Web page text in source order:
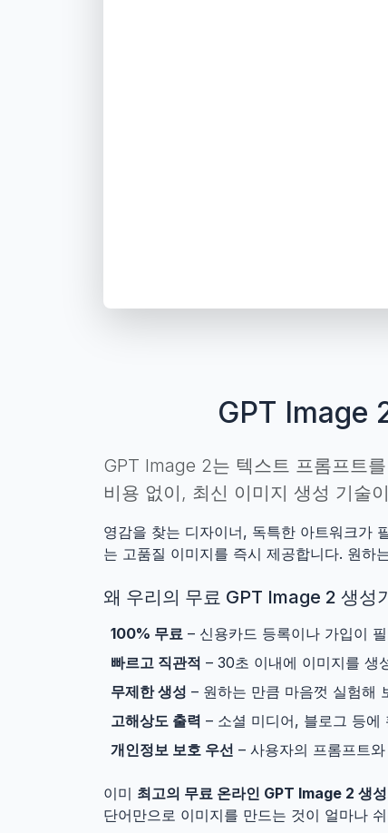
GPT Image
GPT Image 2는 텍스트 프롬프트
비용 없이, 최신 이미지 생성 기술
영감을 찾는 디자이너, 독특한 아트워크가
는 고품질 이미지를 즉시 제공합니다. 원하
왜 우리의 무료 GPT Image 2 생성
100% 무료 – 신용카드 등록이나 가입이
빠르고 직관적 – 30초 이내에 이미지를 생
무제한 생성 – 원하는 만큼 마음껏 실험해
고해상도 출력 – 소셜 미디어, 블로그 등에
개인정보 보호 우선 – 사용자의 프롬프트
이미 최고의 무료 온라인 GPT Image 2 생
단어만으로 이미지를 만드는 것이 얼마나